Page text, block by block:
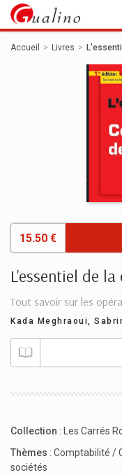
Accueil Livres
15.50 €
L'essentiel de
Tout savoir sur les
Kada Meghraoui,
Collection :
Les Carrés
Thèmes : Comptabilité /
sociétés
Panneau de gestion des